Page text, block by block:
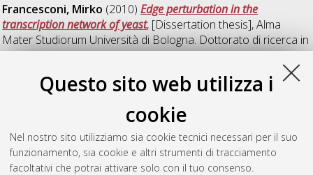
Questo sito web utilizza i
cookie
Nel nostro sito utilizziamo sia cookie tecnici necessari per il suo
funzionamento, sia cookie e altri strumenti di tracciamento
facoltativi che potrai attivare solo con il tuo consenso.
Francesconi, Mirko (2010)Edge perturbation in the
transcription network of yeast, [Dissertation thesis], Alma
Mater Studiorum Università di Bologna. Dottorato di ricerca in
Biotecnologie cellulari e molecolari, 22 Ciclo. DOI
Hysomema, Johana (2010)Modulation of epidermial growth
factor receptor signaling in colon adenocarcinoma
[Dissertation thesis], Alma Mater Studiorum Università di
Bologna. Dottorato di ricerca inBiotecnologie cellulari e
molecolari, 22 Ciclo. DOI 10.6092/unibo/amsdottorato/2601.